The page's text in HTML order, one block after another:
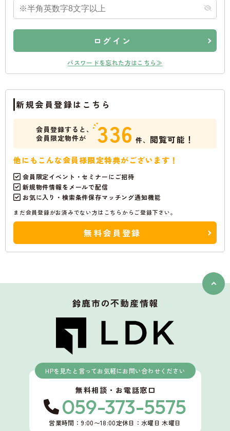
ログイン
パスワードを忘れた方はこちら≫
新規会員登録はこちら
会員登録すると、
会員限定物件が
336 件、 閲覧可能！
他にもこんな会員様限定特典がございます！
会員限定イベント・セミナーにご招待
新規物件情報をメールで配信
お気に入り・検索条件保存マッチング通知機能
まだ会員登録がお済みでない方はこちらからご登録下さい。
無料会員登録
鈴鹿市の不動産情報
HPを見たと言ってお気軽にお問い合わせください
無料相談・お電話窓口
059-373-5575
営業時間：9:00〜18:00定休日：水曜日 木曜日